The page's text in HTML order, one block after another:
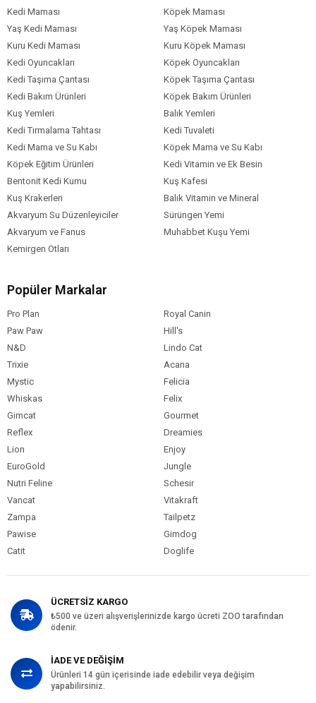
Nijer Tohumu
Kedi Maması
Köpek Maması
Yaş Kedi Maması
Yaş Köpek Maması
Kuru Kedi Maması
Kuru Köpek Maması
Kedi Oyuncakları
Köpek Oyuncakları
Kedi Taşıma Çantası
Köpek Taşıma Çantası
Kedi Bakım Ürünleri
Köpek Bakım Ürünleri
Kuş Yemleri
Balık Yemleri
Kedi Tırmalama Tahtası
Kedi Tuvaleti
Kedi Mama ve Su Kabı
Köpek Mama ve Su Kabı
Köpek Eğitim Ürünleri
Kedi Vitamin ve Ek Besin
Bentonit Kedi Kumu
Kuş Kafesi
Kuş Krakerleri
Balık Vitamin ve Mineral
Akvaryum Su Düzenleyiciler
Sürüngen Yemi
Akvaryum ve Fanus
Muhabbet Kuşu Yemi
Kemirgen Otları
Popüler Markalar
Pro Plan
Royal Canin
Paw Paw
Hill's
N&D
Lindo Cat
Trixie
Acana
Mystic
Felicia
Whiskas
Felix
Gimcat
Gourmet
Reflex
Dreamies
Lion
Enjoy
EuroGold
Jungle
Nutri Feline
Schesir
Vancat
Vitakraft
Zampa
Tailpetz
Pawise
Gimdog
Catit
Doglife
ÜCRETSİZ KARGO
₺500 ve üzeri alışverişlerinizde kargo ücreti ZOO tarafından
ödenir.
İADE VE DEĞİŞİM
Ürünleri 14 gün içerisinde iade edebilir veya değişim
yapabilirsiniz.